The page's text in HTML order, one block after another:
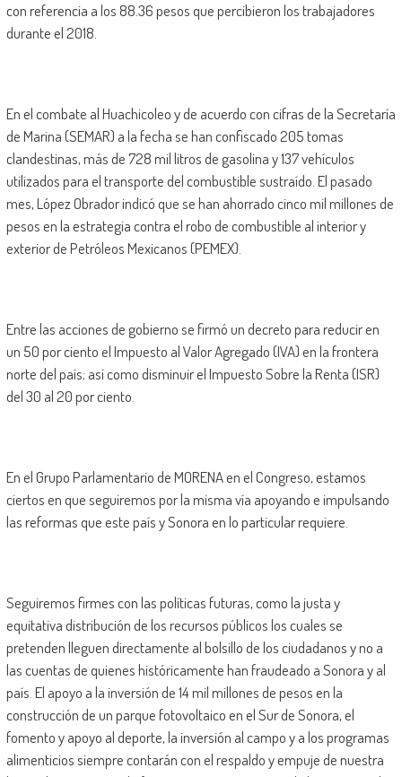
con referencia a los 88.36 pesos que percibieron los trabajadores
durante el 2018.
En el combate al Huachicoleo y de acuerdo con cifras de la Secretaría
de Marina (SEMAR) a la fecha se han confiscado 205 tomas
clandestinas, más de 728 mil litros de gasolina y 137 vehículos
utilizados para el transporte del combustible sustraído. El pasado
mes, López Obrador indicó que se han ahorrado cinco mil millones de
pesos en la estrategia contra el robo de combustible al interior y
exterior de Petróleos Mexicanos (PEMEX).
Entre las acciones de gobierno se firmó un decreto para reducir en
un 50 por ciento el Impuesto al Valor Agregado (IVA) en la frontera
norte del país; así como disminuir el Impuesto Sobre la Renta (ISR)
del 30 al 20 por ciento.
En el Grupo Parlamentario de MORENA en el Congreso, estamos
ciertos en que seguiremos por la misma vía apoyando e impulsando
las reformas que este país y Sonora en lo particular requiere.
Seguiremos firmes con las políticas futuras, como la justa y
equitativa distribución de los recursos públicos los cuales se
pretenden lleguen directamente al bolsillo de los ciudadanos y no a
las cuentas de quienes históricamente han fraudeado a Sonora y al
país. El apoyo a la inversión de 14 mil millones de pesos en la
construcción de un parque fotovoltaico en el Sur de Sonora, el
fomento y apoyo al deporte, la inversión al campo y a los programas
alimenticios siempre contarán con el respaldo y empuje de nuestra